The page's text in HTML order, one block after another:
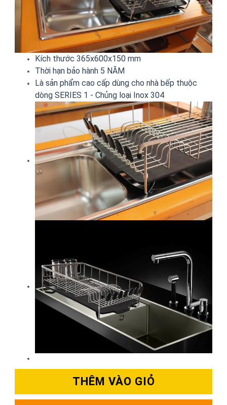
Kích thước 365x600x150 mm
Thời hạn bảo hành 5 NĂM
Là sản phẩm cao cấp dùng cho nhà bếp thuộc
dòng SERIES 1 - Chủng loại Inox 304
THÊM VÀO GIỎ